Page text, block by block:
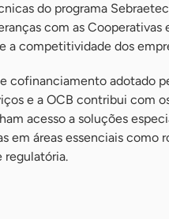
do programa
com as
a competitividade dos
cofinanciamento adotado
e a OCB contribui com
acesso a soluções
em áreas essenciais como
regulatória.